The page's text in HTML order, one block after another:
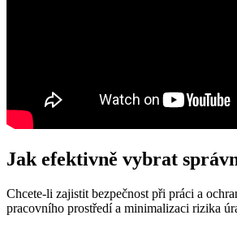
Jak efektivně vybrat
Chcete-li zajistit bezpečnost při práci a
pracovního prostředí a minimalizaci rizika